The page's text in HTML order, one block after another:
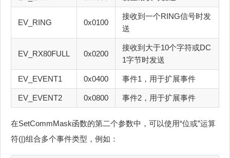
EV_RING 0x0100
接收到一个RING信号时发
送
EV_RX80FULL 0x0200
接收到大于10个字符或DC
1字节时发送
EV_EVENT1 0x0400 事件1，用于扩展事件
EV_EVENT2 0x0800 事件2，用于扩展事件
在SetCommMask函数的第二个参数中，可以使用“位或”运算
符(|)组合多个事件类型，例如：